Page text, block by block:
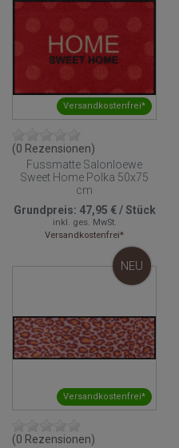
Versandkostenfrei*
(0 Rezensionen)
Fussmatte Salonloewe
Sweet Home Polka 50x75
cm
Grundpreis: 47,95 €/Stück
inkl. ges. MwSt.
Versandkostenfrei*
Versandkostenfrei*
NEU
(0 Rezensionen)